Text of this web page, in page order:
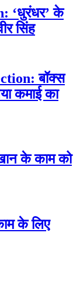
‘धुरंधर’ के
सिंह
बॉक्स
कमाई का
के काम को
के लिए